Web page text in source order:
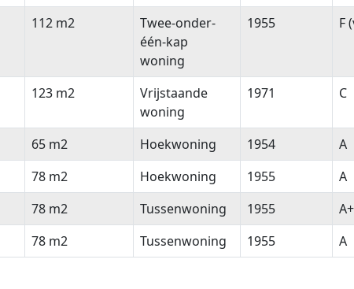
112 m2
Twee-onder-
één-kap
woning
1955 F
123 m2
Vrijstaande
woning
1971 C
65 m2 Hoekwoning 1954 A
78 m2 Hoekwoning 1955 A
78 m2 Tussenwoning 1955 A+
78 m2 Tussenwoning 1955 A